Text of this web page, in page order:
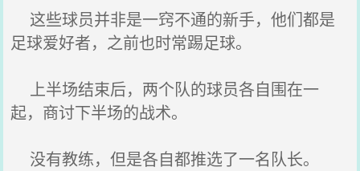
这些球员并非是一窍不通的新手，他们都是
足球爱好者，之前也时常踢足球。
上半场结束后，两个队的球员各自围在一
起，商讨下半场的战术。
没有教练，但是各自都推选了一名队长。